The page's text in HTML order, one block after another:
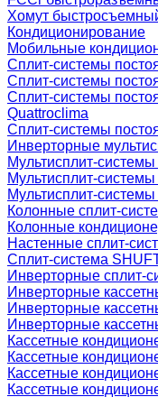
Хомут
Кондиционирование
Мобильные
Сплит-системы
Сплит-системы
Сплит-системы
Quattroclima
Сплит-системы
Инверторные
Мультисплит-системы
Мультисплит-
Мультисплит-
Колонные сплит-
Колонные
Настенные cплит-
Сплит-система
Инверторные сплит-
Инверторные
Инверторные
Инверторные
Кассетные
Кассетные
Кассетные
Кассетные